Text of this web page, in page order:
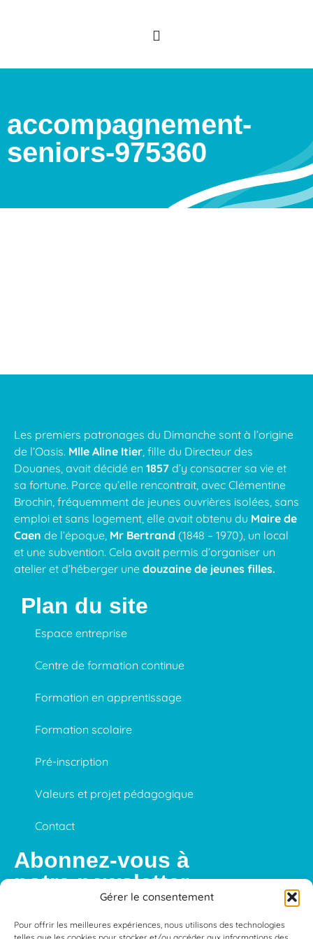
Gérer le consentement
Pour offrir les meilleures expériences, nous utilisons des technologies
accompagnement-
seniors-975360
Les premiers patronages du Dimanche sont à l’origine
de l’Oasis. Mlle Aline Itier, fille du Directeur des
Douanes, avait décidé en 1857 d’y consacrer sa vie et
sa fortune. Parce qu’elle rencontrait, avec Clémentine
Brochin, fréquemment de jeunes ouvrières isolées, sans
emploi et sans logement, elle avait obtenu du Maire de
Caen de l’époque, Mr Bertrand (1848 – 1970), un local
et une subvention. Cela avait permis d’organiser un
atelier et d’héberger une douzaine de jeunes filles.
Plan du site
Espace entreprise
Centre de formation continue
Formation en apprentissage
Formation scolaire
Pré-inscription
Valeurs et projet pédagogique
Contact
Abonnez-vous à
notre newsletter